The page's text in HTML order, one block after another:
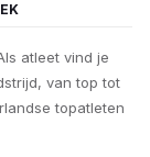
atleet vind je
van top tot
topatleten